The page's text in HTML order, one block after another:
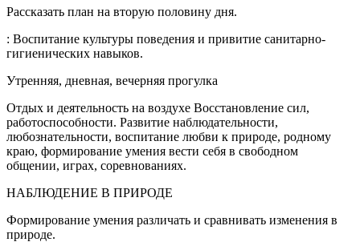
Рассказать план на вторую половину дня.
: Воспитание культуры поведения и привитие санитарно-
гигиенических навыков.
Утренняя, дневная, вечерняя прогулка
Отдых и деятельность на воздухе Восстановление сил,
работоспособности. Развитие наблюдательности,
любознательности, воспитание любви к природе, родному
краю, формирование умения вести себя в свободном
общении, играх, соревнованиях.
НАБЛЮДЕНИЕ В ПРИРОДЕ
Формирование умения различать и сравнивать изменения в
природе.